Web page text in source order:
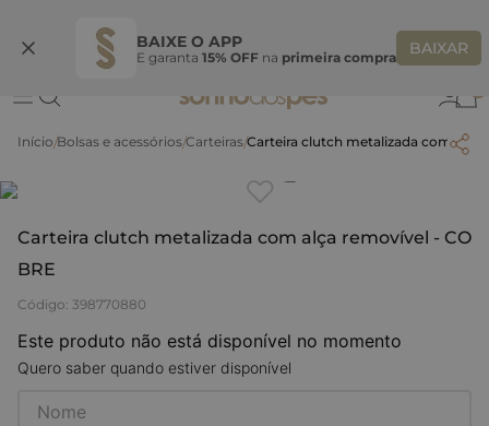
BAIXE O APP
E garanta 15% OFF na primeira compra BAIXAR
Ganhe 10% OFF na coleção utilizando o código do seu vendedor*
Bolsas e acessórios Carteiras Carteira clutch metalizada com alça
Carteira clutch metalizada com alça removível - CO
BRE
Código: 398770880
Este produto não está disponível no momento
Quero saber quando estiver disponível